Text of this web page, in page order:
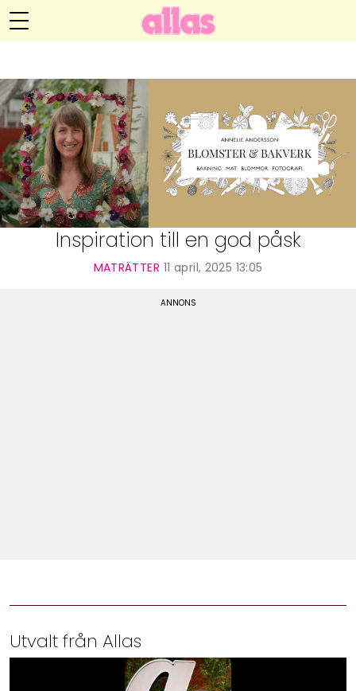
Hälsa
Relationer
Handarbete
Annelie Anderssons blogg
Hem
Om Annelie
Kategorier
Arkiv
Webshop
Inspiration till en god påsk
MATRÄTTER 11 april, 2025 13:05
Utvalt från Allas